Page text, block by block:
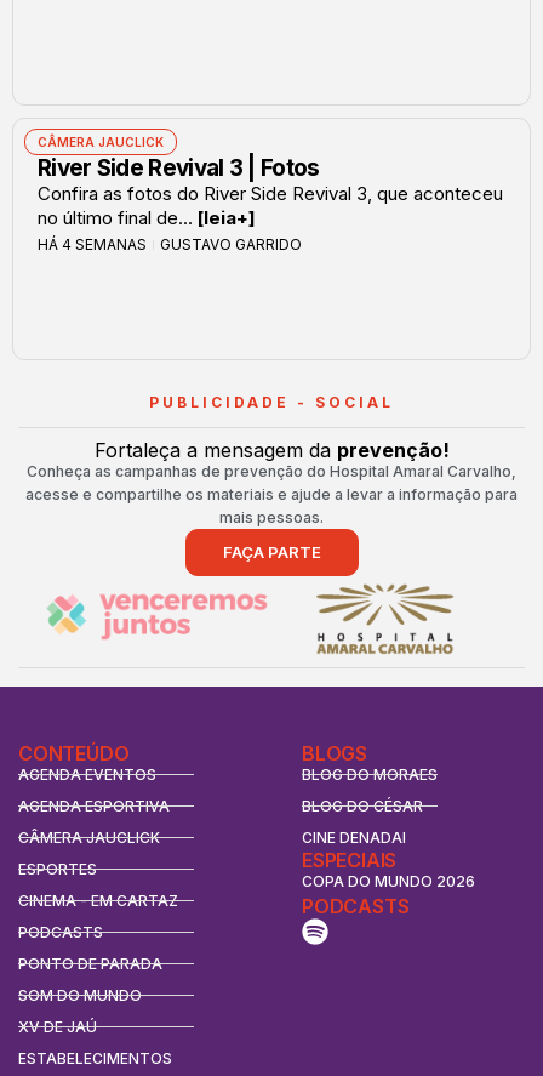
CÂMERA JAUCLICK
River Side Revival 3 | Fotos
Confira as fotos do River Side Revival 3, que aconteceu
no último final de... [leia+]
HÁ 4 SEMANAS GUSTAVO GARRIDO
PUBLICIDADE - SOCIAL
Fortaleça a mensagem da prevenção!
Conheça as campanhas de prevenção do Hospital Amaral Carvalho,
acesse e compartilhe os materiais e ajude a levar a informação para
mais pessoas.
FAÇA PARTE
CONTEÚDO
AGENDA EVENTOS
AGENDA ESPORTIVA
CÂMERA JAUCLICK
ESPORTES
CINEMA - EM CARTAZ
PODCASTS
PONTO DE PARADA
SOM DO MUNDO
XV DE JAÚ
ESTABELECIMENTOS
BLOGS
BLOG DO MORAES
BLOG DO CÉSAR
CINE DENADAI
ESPECIAIS
COPA DO MUNDO 2026
PODCASTS